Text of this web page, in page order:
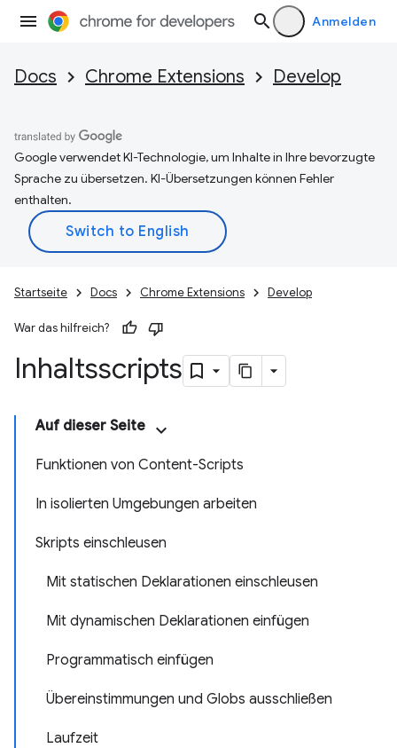
Anmelden
Docs Chrome Extensions Develop
Google verwendet KI-Technologie, um Inhalte in Ihre bevorzugte
Sprache zu übersetzen. KI-Übersetzungen können Fehler
enthalten.
Startseite Docs Chrome Extensions Develop
War das hilfreich?
Inhaltsscripts
Auf dieser Seite
Funktionen von Content-Scripts
In isolierten Umgebungen arbeiten
Skripts einschleusen
Mit statischen Deklarationen einschleusen
Mit dynamischen Deklarationen einfügen
Programmatisch einfügen
Übereinstimmungen und Globs ausschließen
Laufzeit